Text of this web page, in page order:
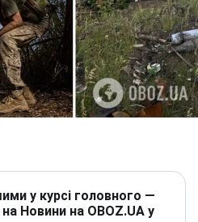
у курсі головного —
Новини на OBOZ.UA у